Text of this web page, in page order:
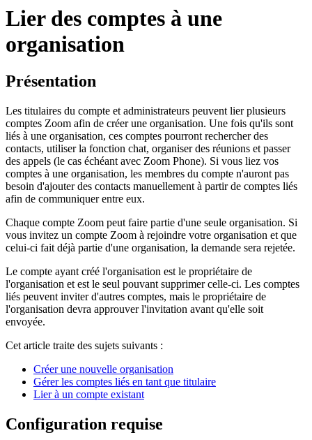
Lier des comptes à une
organisation
Présentation
Les titulaires du compte et administrateurs peuvent lier plusieurs
comptes Zoom afin de créer une organisation. Une fois qu'ils sont
liés à une organisation, ces comptes pourront rechercher des
contacts, utiliser la fonction chat, organiser des réunions et passer
des appels (le cas échéant avec Zoom Phone). Si vous liez vos
comptes à une organisation, les membres du compte n'auront pas
besoin d'ajouter des contacts manuellement à partir de comptes liés
afin de communiquer entre eux.
Chaque compte Zoom peut faire partie d'une seule organisation. Si
vous invitez un compte Zoom à rejoindre votre organisation et que
celui-ci fait déjà partie d'une organisation, la demande sera rejetée.
Le compte ayant créé l'organisation est le propriétaire de
l'organisation et est le seul pouvant supprimer celle-ci. Les comptes
liés peuvent inviter d'autres comptes, mais le propriétaire de
l'organisation devra approuver l'invitation avant qu'elle soit
envoyée.
Cet article traite des sujets suivants :
Créer une nouvelle organisation
Gérer les comptes liés en tant que titulaire
Lier à un compte existant
Configuration requise